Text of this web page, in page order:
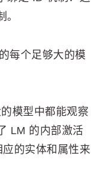
每个足够大的模
模型中都能观察
LM 的内部激活
的实体和属性来